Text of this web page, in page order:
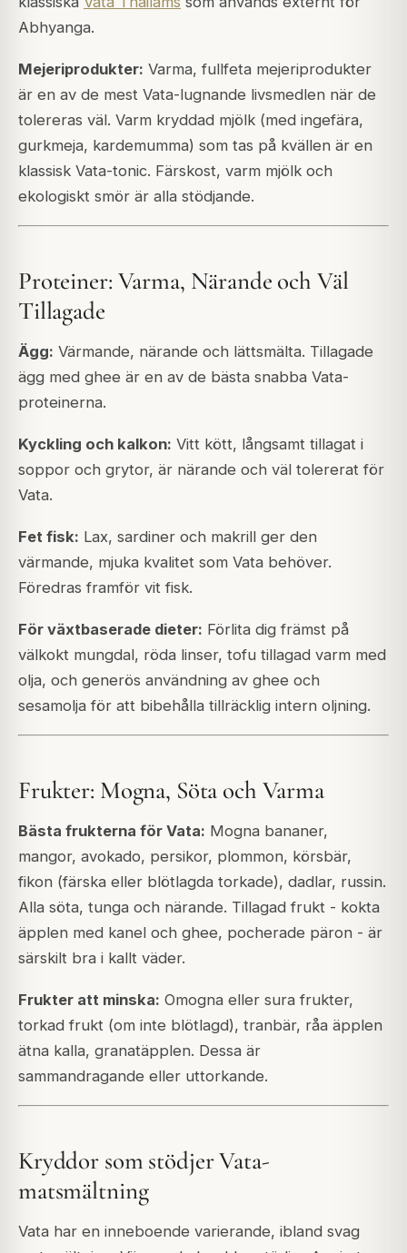
Abhyanga.
Mejeriprodukter: Varma, fullfeta mejeriprodukter
är en av de mest Vata-lugnande livsmedlen när de
tolereras väl. Varm kryddad mjölk (med ingefära,
gurkmeja, kardemumma) som tas på kvällen är en
klassisk Vata-tonic. Färskost, varm mjölk och
ekologiskt smör är alla stödjande.
Proteiner: Varma, Närande och Väl
Tillagade
Ägg: Värmande, närande och lättsmälta. Tillagade
ägg med ghee är en av de bästa snabba Vata-
proteinerna.
Kyckling och kalkon: Vitt kött, långsamt tillagat i
soppor och grytor, är närande och väl tolererat för
Vata.
Fet fisk: Lax, sardiner och makrill ger den
värmande, mjuka kvalitet som Vata behöver.
Föredras framför vit fisk.
För växtbaserade dieter: Förlita dig främst på
välkokt mungdal, röda linser, tofu tillagad varm med
olja, och generös användning av ghee och
sesamolja för att bibehålla tillräcklig intern oljning.
Frukter: Mogna, Söta och Varma
Bästa frukterna för Vata: Mogna bananer,
mangor, avokado, persikor, plommon, körsbär,
fikon (färska eller blötlagda torkade), dadlar, russin.
Alla söta, tunga och närande. Tillagad frukt - kokta
äpplen med kanel och ghee, pocherade päron - är
särskilt bra i kallt väder.
Frukter att minska: Omogna eller sura frukter,
torkad frukt (om inte blötlagd), tranbär, råa äpplen
ätna kalla, granatäpplen. Dessa är
sammandragande eller uttorkande.
Kryddor som stödjer Vata-
matsmältning
Vata har en inneboende varierande, ibland svag